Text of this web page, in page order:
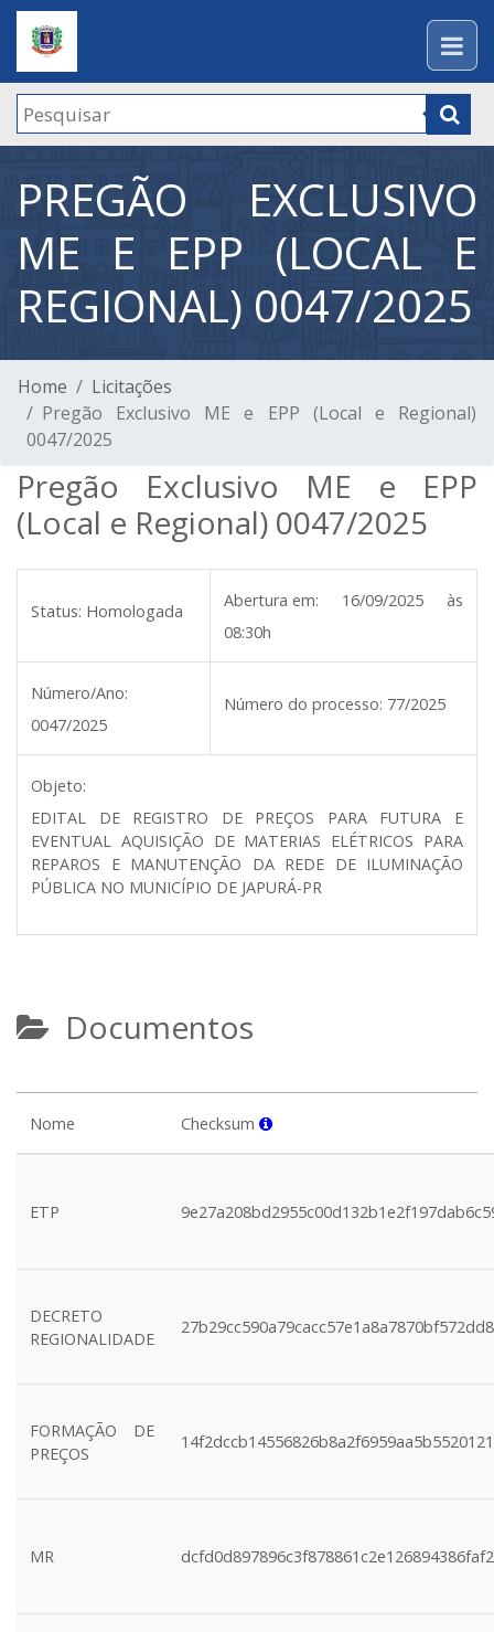
PREGÃO EXCLUSIVO
ME E EPP (LOCAL E
REGIONAL) 0047/2025
Home
Licitações
Pregão Exclusivo ME e EPP (Local e Regional)
0047/2025
Pregão Exclusivo ME e EPP
(Local e Regional) 0047/2025
Status: Homologada
Abertura em:
16/09/2025 às
08:30h
Número/Ano:
0047/2025
Número do processo: 77/2025
Objeto:
EDITAL DE REGISTRO DE PREÇOS PARA FUTURA E
EVENTUAL AQUISIÇÃO DE MATERIAS ELÉTRICOS PARA
REPAROS E MANUTENÇÃO DA REDE DE ILUMINAÇÃO
PÚBLICA NO MUNICÍPIO DE JAPURÁ-PR
Documentos
Nome Checksum
ETP
DECRETO
REGIONALIDADE
FORMAÇÃO DE
PREÇOS
MR